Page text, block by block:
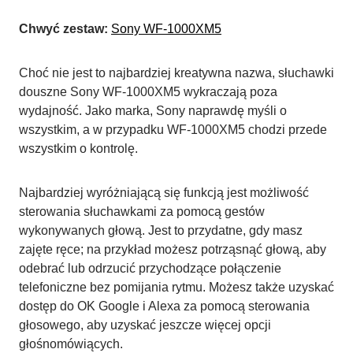
Chwyć zestaw: Sony WF-1000XM5
Choć nie jest to najbardziej kreatywna nazwa, słuchawki
douszne Sony WF-1000XM5 wykraczają poza
wydajność. Jako marka, Sony naprawdę myśli o
wszystkim, a w przypadku WF-1000XM5 chodzi przede
wszystkim o kontrolę.
Najbardziej wyróżniającą się funkcją jest możliwość
sterowania słuchawkami za pomocą gestów
wykonywanych głową. Jest to przydatne, gdy masz
zajęte ręce; na przykład możesz potrząsnąć głową, aby
odebrać lub odrzucić przychodzące połączenie
telefoniczne bez pomijania rytmu. Możesz także uzyskać
dostęp do OK Google i Alexa za pomocą sterowania
głosowego, aby uzyskać jeszcze więcej opcji
głośnomówiących.